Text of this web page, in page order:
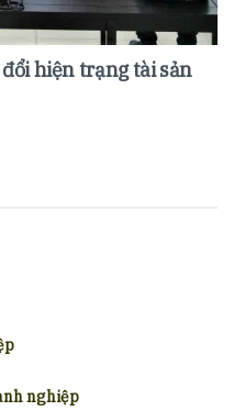
hiện trạng tài sản
nghiệp